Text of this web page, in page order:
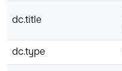
dc.title
dc.type